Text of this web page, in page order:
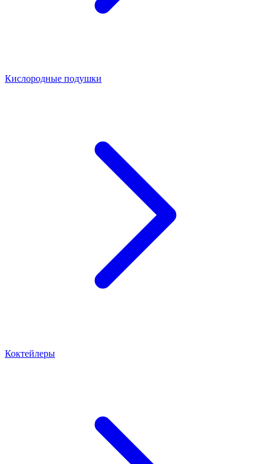
Кислородные подушки
Коктейлеры